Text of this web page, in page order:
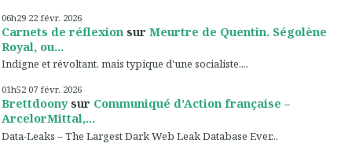
06h29 22 févr. 2026
Carnets de réflexion sur Meurtre de Quentin. Ségolène
Royal, ou...
Indigne et révoltant, mais typique d'une socialiste....
01h52 07 févr. 2026
Brettdoonysur Communiqué d’Action française –
ArcelorMittal,...
Data-Leaks – The Largest Dark Web Leak Database Ever...